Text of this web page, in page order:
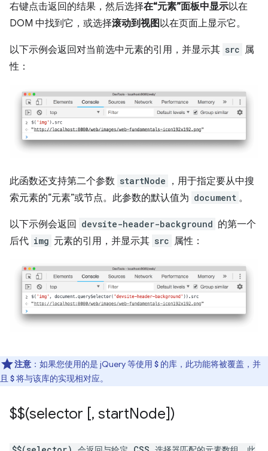
右键点击返回的结果，然后选择在“元素”面板中显示以在
DOM 中找到它，或选择滚动到视图以在页面上显示它。
以下示例会返回对当前选中元素的引用，并显示其 src 属
性：
此函数还支持第二个参数 startNode
，用于指定要从中搜
索元素的“元素”或节点。此参数的默认值为 document 。
以下示例会返回 devsite-header-background 的第一个
后代 img 元素的引用，并显示其 src 属性：
注意 ：如果您使用的是 jQuery 等使用 $ 的库，此功能将被覆盖，并
且 $将与该库的实现相对应。
$$(selector [, startNode])